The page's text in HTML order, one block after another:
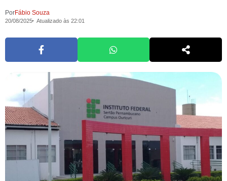
PorFábio Souza
20/08/2025 Atualizado às 22:01